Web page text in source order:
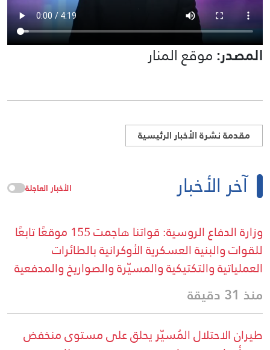
المصدر:موقع المنار
مقدمة نشرة الأخبار الرئيسية
آخر الأخبار الأخبار العاجلة
وزارة الدفاع الروسية: قواتنا هاجمت 155 موقعًا تابعًا
للقوات والبنية العسكرية الأوكرانية بالطائرات
العملياتية والتكتيكية والمسيّرة والصواريخ والمدفعية
منذ 31 دقيقة
طيران الاحتلال المُسيّر يحلق على مستوى منخفض